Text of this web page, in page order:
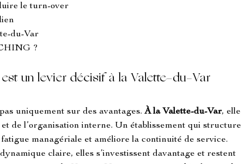
le turn-over
du-Var
?
un levier décisif à la Valette-du-Var
uniquement sur des avantages. À la Valette-du-Var, elle
de l’organisation interne. Un établissement qui structure
managériale et améliore la continuité de service.
claire, elles s’investissent davantage et restent